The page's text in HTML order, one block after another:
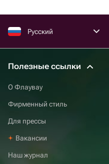
Русский
Полезные ссылки
О Флаувау
Фирменный стиль
Для прессы
Вакансии
Наш журнал